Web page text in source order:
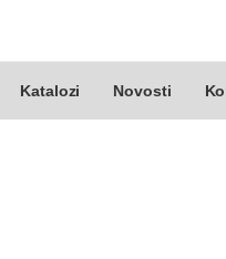
Katalozi Novosti